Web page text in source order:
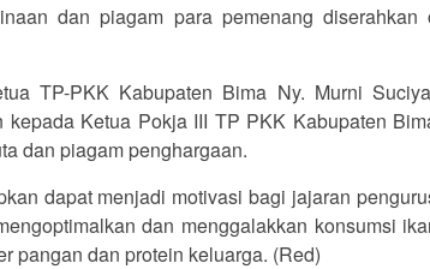
dan piagam para pemenang
TP-PKK Kabupaten Bima Ny. Murni
kepada Ketua Pokja III TP PKK Kabupaten
dan piagam penghargaan.
dapat menjadi motivasi bagi jajaran
dan menggalakkan konsumsi
pangan dan protein keluarga. (Red)